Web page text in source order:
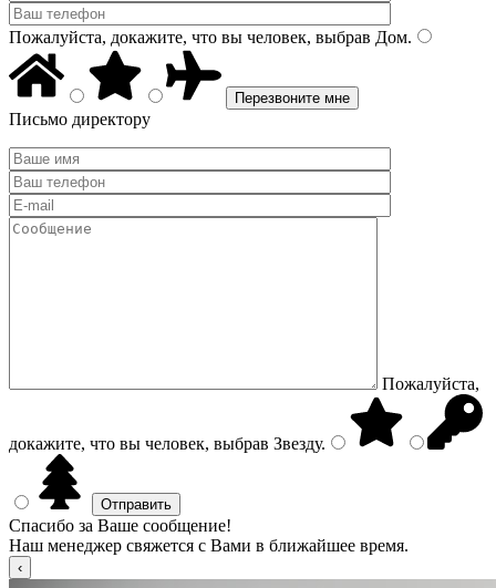
Пожалуйста, докажите, что вы человек, выбрав Дом.
Письмо директору
Пожалуйста,
докажите, что вы человек, выбрав Звезду.
Спасибо за Ваше сообщение!
Наш менеджер свяжется с Вами в ближайшее время.